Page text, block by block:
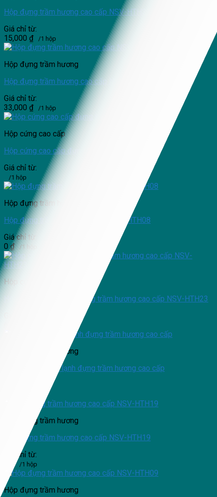
Hộp đựng trầm hương cao cấp NSV-HTH21
Giá chỉ từ:
15,000 ₫ /1 hộp
Hộp đựng trầm hương
Hộp đựng trầm hương cao cấp NSV-HTH25
Giá chỉ từ:
33,000 ₫ /1 hộp
Hộp cứng cao cấp
Hộp cứng cao cấp đựng trầm hương
Giá chỉ từ:
/1 hộp
Hộp đựng trầm hương
Hộp đựng trầm hương cao cấp NSV-HTH08
Giá chỉ từ:
0₫ /1 hộp
Hộp cứng cao cấp
Hộp cứng carton lạnh đựng trầm hương cao cấp NSV-HTH23
Hộp đựng trầm hương
Hộp cứng carton lạnh đựng trầm hương cao cấp
Hộp đựng trầm hương
Hộp đựng trầm hương cao cấp NSV-HTH19
Giá chỉ từ:
/1 hộp
Hộp đựng trầm hương